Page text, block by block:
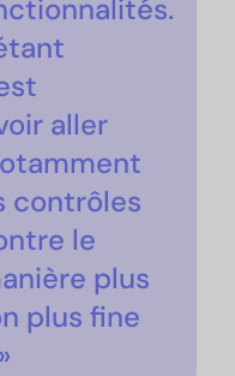
aller
contrôles
le
plus
plus fine